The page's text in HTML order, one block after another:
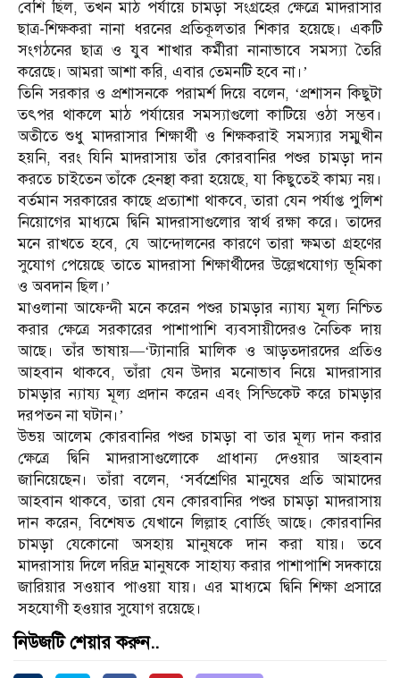
বেশি ছিল, তখন মাঠ পর্যায়ে চামড়া সংগ্রহের ক্ষেত্রে মাদরাসার
ছাত্র-শিক্ষকরা নানা ধরনের প্রতিকূলতার শিকার হয়েছে। একটি
সংগঠনের ছাত্র ও যুব শাখার কর্মীরা নানাভাবে সমস্যা তৈরি
করেছে। আমরা আশা করি, এবার তেমনটি হবে না।’
তিনি সরকার ও প্রশাসনকে পরামর্শ দিয়ে বলেন, ‘প্রশাসন কিছুটা
তৎপর থাকলে মাঠ পর্যায়ের সমস্যাগুলো কাটিয়ে ওঠা সম্ভব।
অতীতে শুধু মাদরাসার শিক্ষার্থী ও শিক্ষকরাই সমস্যার সম্মুখীন
হয়নি, বরং যিনি মাদরাসায় তাঁর কোরবানির পশুর চামড়া দান
করতে চাইতেন তাঁকে হেনস্থা করা হয়েছে, যা কিছুতেই কাম্য নয়।
বর্তমান সরকারের কাছে প্রত্যাশা থাকবে, তারা যেন পর্যাপ্ত পুলিশ
নিয়োগের মাধ্যমে দ্বিনি মাদরাসাগুলোর স্বার্থ রক্ষা করে। তাদের
মনে রাখতে হবে, যে আন্দোলনের কারণে তারা ক্ষমতা গ্রহণের
সুযোগ পেয়েছে তাতে মাদরাসা শিক্ষার্থীদের উল্লেখযোগ্য ভূমিকা
ও অবদান ছিল।’
মাওলানা আফেন্দী মনে করেন পশুর চামড়ার ন্যায্য মূল্য নিশ্চিত
করার ক্ষেত্রে সরকারের পাশাপাশি ব্যবসায়ীদেরও নৈতিক দায়
আছে। তাঁর ভাষায়—‘ট্যানারি মালিক ও আড়তদারদের প্রতিও
আহবান থাকবে, তাঁরা যেন উদার মনোভাব নিয়ে মাদরাসার
চামড়ার ন্যায্য মূল্য প্রদান করেন এবং সিন্ডিকেট করে চামড়ার
দরপতন না ঘটান।’
উভয় আলেম কোরবানির পশুর চামড়া বা তার মূল্য দান করার
ক্ষেত্রে দ্বিনি মাদরাসাগুলোকে প্রাধান্য দেওয়ার আহবান
জানিয়েছেন। তাঁরা বলেন, ‘সর্বশ্রেণির মানুষের প্রতি আমাদের
আহবান থাকবে, তারা যেন কোরবানির পশুর চামড়া মাদরাসায়
দান করেন, বিশেষত যেখানে লিল্লাহ বোর্ডিং আছে। কোরবানির
চামড়া যেকোনো অসহায় মানুষকে দান করা যায়। তবে
মাদরাসায় দিলে দরিদ্র মানুষকে সাহায্য করার পাশাপাশি সদকায়ে
জারিয়ার সওয়াব পাওয়া যায়। এর মাধ্যমে দ্বিনি শিক্ষা প্রসারে
সহযোগী হওয়ার সুযোগ রয়েছে।
নিউজটি শেয়ার করুন..